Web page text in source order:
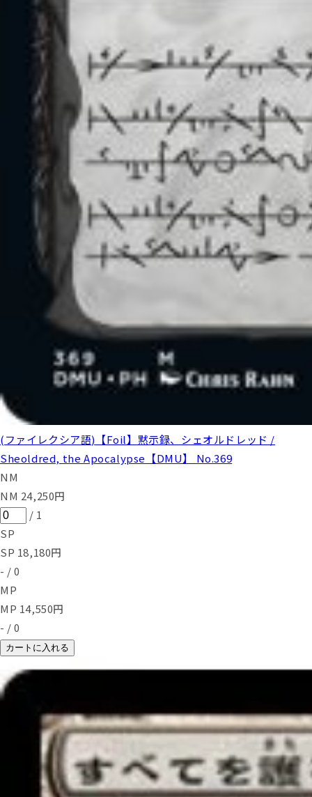
(ファイレクシア語)【Foil】黙示録、シェオルドレッド /
Sheoldred, the Apocalypse【DMU】 No.369
NM
NM 24,250円
/ 1
SP
SP 18,180円
- / 0
MP
MP 14,550円
- / 0
カートに入れる